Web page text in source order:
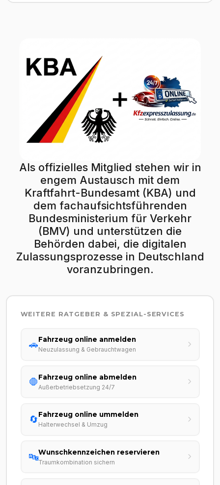
Als offizielles Mitglied stehen wir in
engem Austausch mit dem
Kraftfahrt-Bundesamt (KBA) und
dem fachaufsichtsführenden
Bundesministerium für Verkehr
(BMV) und unterstützen die
Behörden dabei, die digitalen
Zulassungsprozesse in Deutschland
voranzubringen.
WEITERE RATGEBER & SPEZIAL-SERVICES
🚗Fahrzeug online anmelden
Neuzulassung & Gebrauchtwagen
🛑Fahrzeug online abmelden
Außerbetriebsetzung 24/7
🔄Fahrzeug online ummelden
Halterwechsel & Umzug
🔤Wunschkennzeichen reservieren
Traumkombination sichern